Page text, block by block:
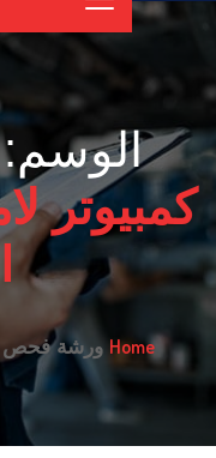
كمبيوتر
Home ورشة فحص